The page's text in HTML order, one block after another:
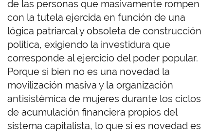
de las personas que masivamente rompen
con la tutela ejercida en función de una
lógica patriarcal y obsoleta de construcción
política, exigiendo la investidura que
corresponde al ejercicio del poder popular.
Porque si bien no es una novedad la
movilización masiva y la organización
antisistémica de mujeres durante los ciclos
de acumulación financiera propios del
sistema capitalista, lo que sí es novedad es